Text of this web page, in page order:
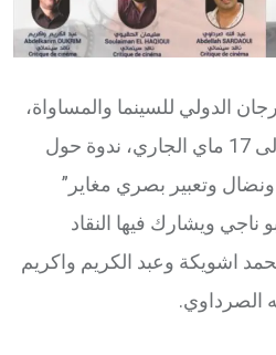
الدولي للسينما والمساواة،
في نسخته الأولى من 14 إلى 17 ماي الجاري، ندوة حول
ونضال وتعبير بصري مغاير”
ناجي ويشارك فيها النقاد
اشويكة وعبد الكريم واكريم
الصرداوي.